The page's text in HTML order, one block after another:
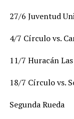
27/6 Juventud
4/7 Círculo vs.
11/7 Huracán
18/7 Círculo vs.
Segunda Rueda